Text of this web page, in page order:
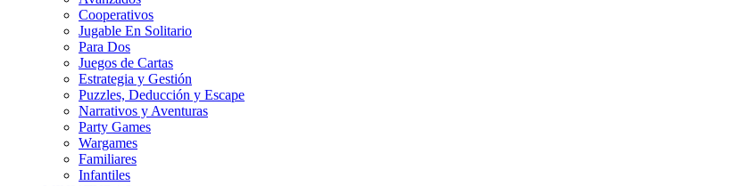
Cooperativos
Jugable En Solitario
Para Dos
Juegos de Cartas
Estrategia y Gestión
Puzzles, Deducción y Escape
Narrativos y Aventuras
Party Games
Wargames
Familiares
Infantiles